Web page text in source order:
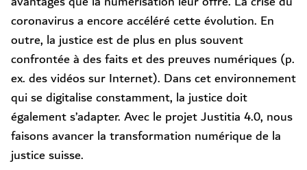
coronavirus a encore accéléré cette évolution. En
outre, la justice est de plus en plus souvent
confrontée à des faits et des preuves numériques (p.
ex. des vidéos sur Internet). Dans cet environnement
qui se digitalise constamment, la justice doit
également s’adapter. Avec le projet Justitia 4.0, nous
faisons avancer la transformation numérique de la
justice suisse.